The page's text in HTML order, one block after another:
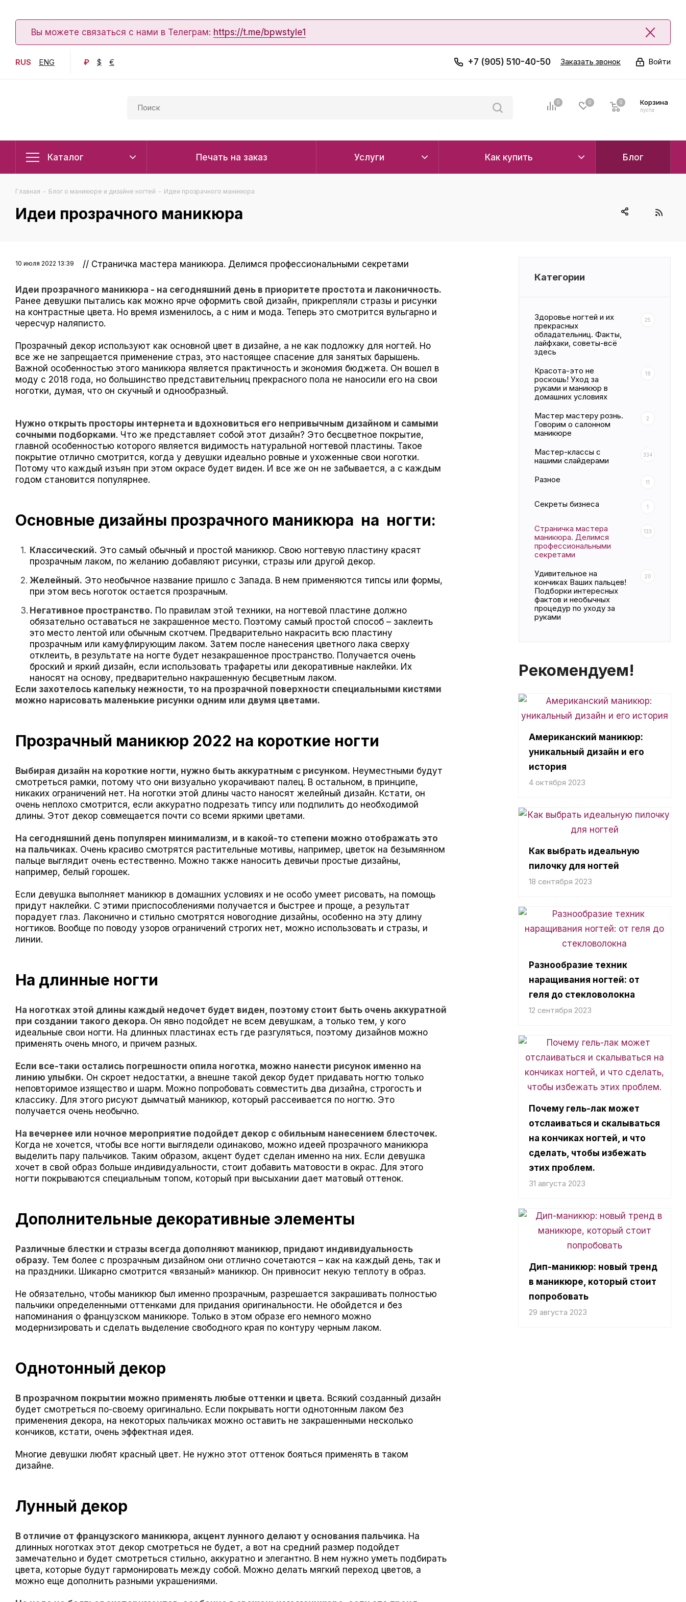
Вы можете связаться с нами в Телеграм: https://t.me/bpwstyle1
RUS ENG ₽ $ € Войти
+7 (905) 510-40-50 Заказать звонок
0 0 Корзина
0
пуста
0
Каталог Печать на заказ Услуги Как купить Блог
Главная - Блог о маникюре и дизайне ногтей - Идеи прозрачного маникюра
Идеи прозрачного маникюра
10 июля 2022 13:39 // Страничка мастера маникюра. Делимся профессиональными секретами
Идеи прозрачного маникюра - на сегодняшний день в приоритете простота и лаконичность.
Ранее девушки пытались как можно ярче оформить свой дизайн, прикрепляли стразы и рисунки
на контрастные цвета. Но время изменилось, а с ним и мода. Теперь это смотрится вульгарно и
чересчур наляписто.
Прозрачный декор используют как основной цвет в дизайне, а не как подложку для ногтей. Но
все же не запрещается применение страз, это настоящее спасение для занятых барышень.
Важной особенностью этого маникюра является практичность и экономия бюджета. Он вошел в
моду с 2018 года, но большинство представительниц прекрасного пола не наносили его на свои
ноготки, думая, что он скучный и однообразный.
Нужно открыть просторы интернета и вдохновиться его непривычным дизайном и самыми
сочными подборками. Что же представляет собой этот дизайн? Это бесцветное покрытие,
главной особенностью которого является видимость натуральной ногтевой пластины. Такое
покрытие отлично смотрится, когда у девушки идеально ровные и ухоженные свои ноготки.
Потому что каждый изъян при этом окрасе будет виден. И все же он не забывается, а с каждым
годом становится популярнее.
Основные дизайны прозрачного маникюра на ногти:
Классический. Это самый обычный и простой маникюр. Свою ногтевую пластину красят
прозрачным лаком, по желанию добавляют рисунки, стразы или другой декор.
Желейный. Это необычное название пришло с Запада. В нем применяются типсы или формы,
при этом весь ноготок остается прозрачным.
Негативное пространство. По правилам этой техники, на ногтевой пластине должно
обязательно оставаться не закрашенное место. Поэтому самый простой способ – заклеить
это место лентой или обычным скотчем. Предварительно накрасить всю пластину
прозрачным или камуфлирующим лаком. Затем после нанесения цветного лака сверху
отклеить, в результате на ногте будет незакрашенное пространство. Получается очень
броский и яркий дизайн, если использовать трафареты или декоративные наклейки. Их
наносят на основу, предварительно накрашенную бесцветным лаком.
Если захотелось капельку нежности, то на прозрачной поверхности специальными кистями
можно нарисовать маленькие рисунки одним или двумя цветами.
Прозрачный маникюр 2022 на короткие ногти
Выбирая дизайн на короткие ногти, нужно быть аккуратным с рисунком. Неуместными будут
смотреться рамки, потому что они визуально укорачивают палец. В остальном, в принципе,
никаких ограничений нет. На ноготки этой длины часто наносят желейный дизайн. Кстати, он
очень неплохо смотрится, если аккуратно подрезать типсу или подпилить до необходимой
длины. Этот декор совмещается почти со всеми яркими цветами.
На сегодняшний день популярен минимализм, и в какой-то степени можно отображать это
на пальчиках. Очень красиво смотрятся растительные мотивы, например, цветок на безымянном
пальце выглядит очень естественно. Можно также наносить девичьи простые дизайны,
например, белый горошек.
Если девушка выполняет маникюр в домашних условиях и не особо умеет рисовать, на помощь
придут наклейки. С этими приспособлениями получается и быстрее и проще, а результат
порадует глаз. Лаконично и стильно смотрятся новогодние дизайны, особенно на эту длину
ногтиков. Вообще по поводу узоров ограничений строгих нет, можно использовать и стразы, и
линии.
На длинные ногти
На ноготках этой длины каждый недочет будет виден, поэтому стоит быть очень аккуратной
при создании такого декора. Он явно подойдет не всем девушкам, а только тем, у кого
идеальные свои ногти. На длинных пластинах есть где разгуляться, поэтому дизайнов можно
применять очень много, и причем разных.
Если все-таки остались погрешности опила ноготка, можно нанести рисунок именно на
линию улыбки. Он скроет недостатки, а внешне такой декор будет придавать ногтю только
неповторимое изящество и шарм. Можно попробовать совместить два дизайна, строгость и
классику. Для этого рисуют дымчатый маникюр, который рассеивается по ногтю. Это
получается очень необычно.
На вечернее или ночное мероприятие подойдет декор с обильным нанесением блесточек.
Когда не хочется, чтобы все ногти выглядели одинаково, можно идеей прозрачного маникюра
выделить пару пальчиков. Таким образом, акцент будет сделан именно на них. Если девушка
хочет в свой образ больше индивидуальности, стоит добавить матовости в окрас. Для этого
ногти покрываются специальным топом, который при высыхании дает матовый оттенок.
Дополнительные декоративные элементы
Различные блестки и стразы всегда дополняют маникюр, придают индивидуальность
образу. Тем более с прозрачным дизайном они отлично сочетаются – как на каждый день, так и
на праздники. Шикарно смотрится «вязаный» маникюр. Он привносит некую теплоту в образ.
Не обязательно, чтобы маникюр был именно прозрачным, разрешается закрашивать полностью
пальчики определенными оттенками для придания оригинальности. Не обойдется и без
напоминания о французском маникюре. Только в этом образе его немного можно
модернизировать и сделать выделение свободного края по контуру черным лаком.
Однотонный декор
В прозрачном покрытии можно применять любые оттенки и цвета. Всякий созданный дизайн
будет смотреться по-своему оригинально. Если покрывать ногти однотонным лаком без
применения декора, на некоторых пальчиках можно оставить не закрашенными несколько
кончиков, кстати, очень эффектная идея.
Многие девушки любят красный цвет. Не нужно этот оттенок бояться применять в таком
дизайне.
Лунный декор
В отличие от французского маникюра, акцент лунного делают у основания пальчика. На
длинных ноготках этот декор смотреться не будет, а вот на средний размер подойдет
замечательно и будет смотреться стильно, аккуратно и элегантно. В нем нужно уметь подбирать
цвета, которые будут гармонировать между собой. Можно делать мягкий переход цветов, а
можно еще дополнить разными украшениями.
Категории
Здоровье ногтей и их
прекрасных
обладательниц. Факты,
лайфхаки, советы-всё
здесь
25
Красота-это не
роскошь! Уход за
руками и маникюр в
домашних условиях
18
Мастер мастеру рознь.
Говорим о салонном
маникюре
2
Мастер-классы с
нашими слайдерами
334
Разное 11
Секреты бизнеса 1
Страничка мастера
маникюра. Делимся
профессиональными
секретами
133
Удивительное на
кончиках Ваших пальцев!
Подборки интересных
фактов и необычных
процедур по уходу за
руками
20
Рекомендуем!
Американский маникюр:
уникальный дизайн и его
история
4 октября 2023
Как выбрать идеальную
пилочку для ногтей
18 сентября 2023
Разнообразие техник
наращивания ногтей: от
геля до стекловолокна
12 сентября 2023
Почему гель-лак может
отслаиваться и скалываться
на кончиках ногтей, и что
сделать, чтобы избежать
этих проблем.
31 августа 2023
Дип-маникюр: новый тренд
в маникюре, который стоит
попробовать
29 августа 2023